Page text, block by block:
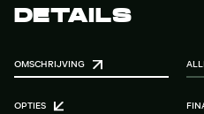
DETAILS
OMSCHRIJVING
OPTIES